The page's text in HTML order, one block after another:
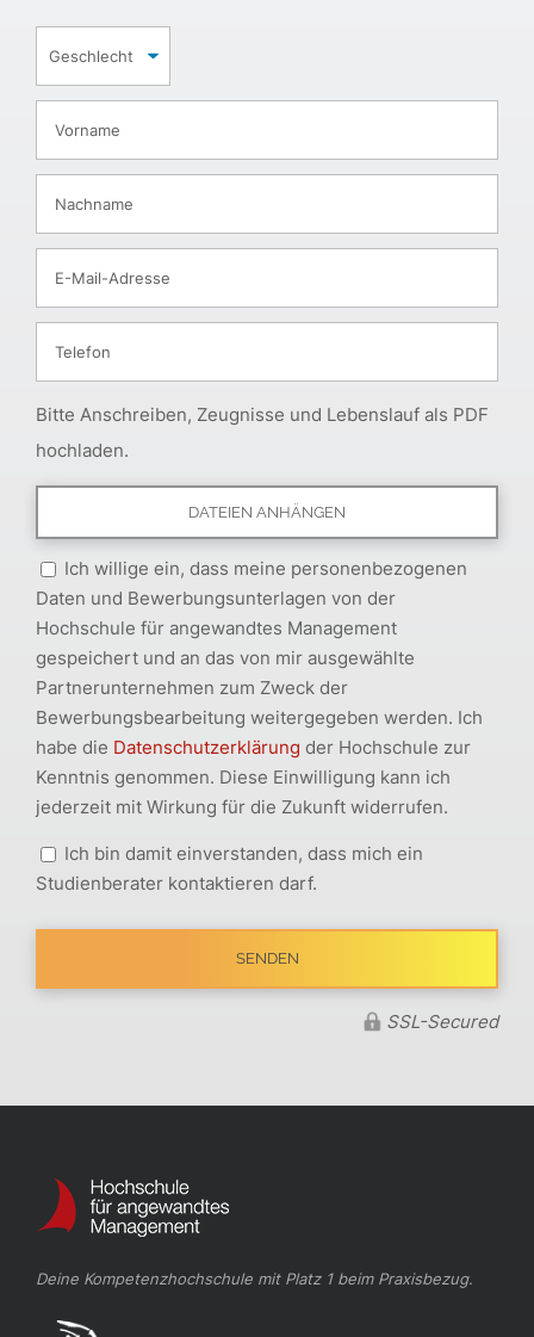
Bitte Anschreiben, Zeugnisse und Lebenslauf als PDF
hochladen.
Ich willige ein, dass meine personenbezogenen
Daten und Bewerbungsunterlagen von der
Hochschule für angewandtes Management
gespeichert und an das von mir ausgewählte
Partnerunternehmen zum Zweck der
Bewerbungsbearbeitung weitergegeben werden. Ich
habe die Datenschutzerklärung der Hochschule zur
Kenntnis genommen. Diese Einwilligung kann ich
jederzeit mit Wirkung für die Zukunft widerrufen.
Ich bin damit einverstanden, dass mich ein
Studienberater kontaktieren darf.
SSL-Secured
Deine Kompetenzhochschule mit Platz 1 beim Praxisbezug.